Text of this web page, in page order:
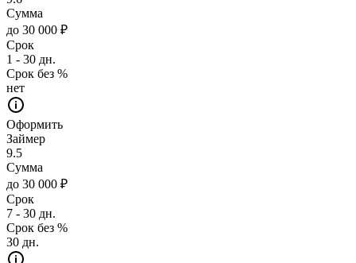
Сумма
до 30 000 ₽
Срок
1 - 30 дн.
Срок без %
нет
Оформить
Займер
9.5
Сумма
до 30 000 ₽
Срок
7 - 30 дн.
Срок без %
30 дн.